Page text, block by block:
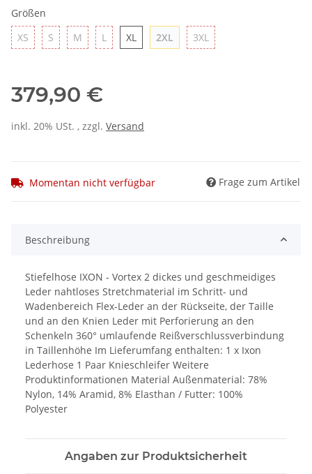
Größen
XS XS S M M L XL 2XL 2XL 3XL 3XL
379,90 €
inkl. 20% USt. , zzgl. Versand
Momentan nicht verfügbar Frage zum Artikel
Beschreibung
Stiefelhose IXON - Vortex 2 dickes und geschmeidiges
Leder nahtloses Stretchmaterial im Schritt- und
Wadenbereich Flex-Leder an der Rückseite, der Taille
und an den Knien Leder mit Perforierung an den
Schenkeln 360° umlaufende Reißverschlussverbindung
in Taillenhöhe Im Lieferumfang enthalten: 1 x Ixon
Lederhose 1 Paar Knieschleifer Weitere
Produktinformationen Material Außenmaterial: 78%
Nylon, 14% Aramid, 8% Elasthan / Futter: 100%
Polyester
Angaben zur Produktsicherheit